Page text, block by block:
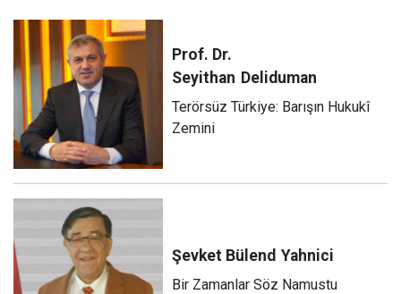
Prof. Dr.
Seyithan Deliduman
Terörsüz Türkiye: Barışın Hukukî
Zemini
Şevket Bülend Yahnici
Bir Zamanlar Söz Namustu